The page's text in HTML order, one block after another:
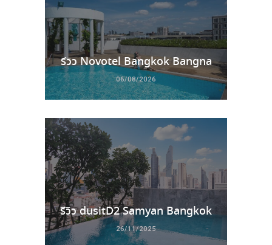
รีวิว Novotel Bangkok Bangna
06/08/2026
รีวิว dusitD2 Samyan Bangkok
26/11/2025